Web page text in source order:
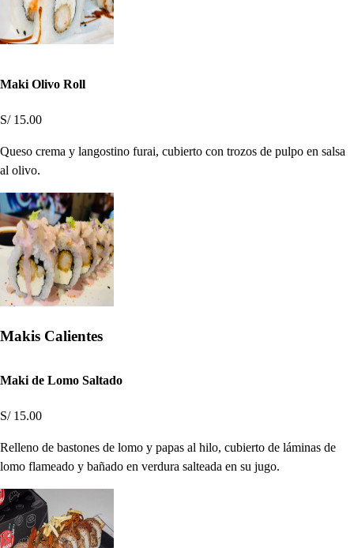
Maki Olivo Roll
S/ 15.00
Queso crema y langostino furai, cubierto con trozos de pulpo en salsa
al olivo.
Makis Calientes
Maki de Lomo Saltado
S/ 15.00
Relleno de bastones de lomo y papas al hilo, cubierto de láminas de
lomo flameado y bañado en verdura salteada en su jugo.